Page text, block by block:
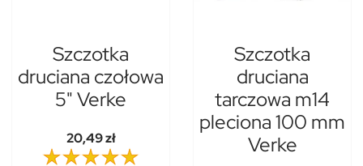
Szczotka
druciana czołowa
5" Verke
20,49 zł
Szczotka
druciana
tarczowa m14
pleciona 100 mm
Verke